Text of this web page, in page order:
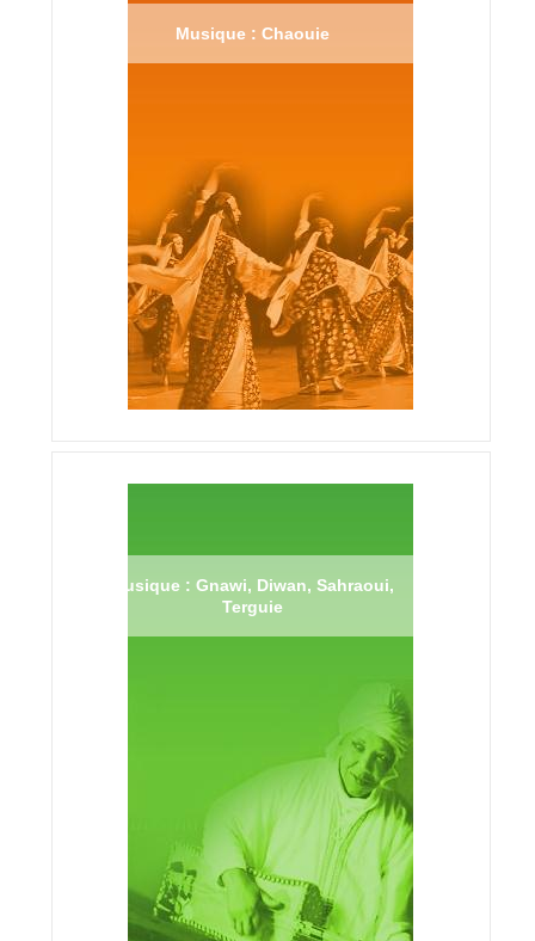
Musique : Chaouie
Musique : Gnawi, Diwan, Sahraoui,
Terguie